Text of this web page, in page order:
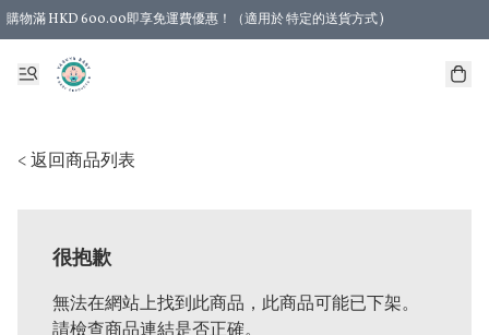
購物滿 HKD 600.00即享免運費優惠！（適用於 特定的送貨方式 )
< 返回商品列表
很抱歉
無法在網站上找到此商品，此商品可能已下架。